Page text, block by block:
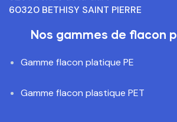
60320 BETHISY SAINT PIERRE
Nos gammes de flacon
Gamme flacon platique PE
Gamme flacon plastique PET